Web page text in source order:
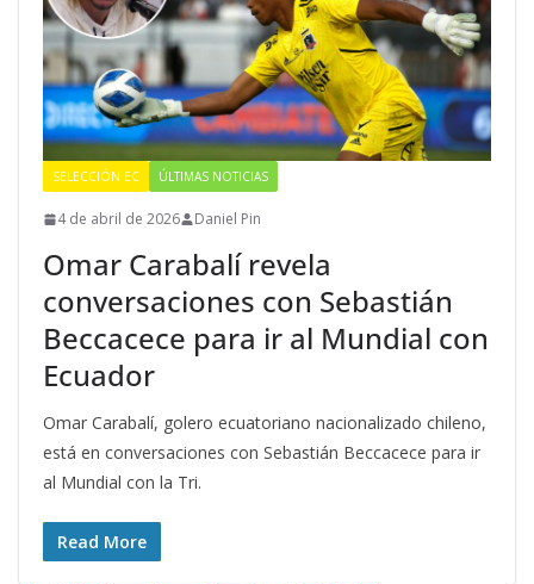
SELECCIÓN EC ÚLTIMAS NOTICIAS
4 de abril de 2026 Daniel Pin
Omar Carabalí revela
conversaciones con Sebastián
Beccacece para ir al Mundial con
Ecuador
Omar Carabalí, golero ecuatoriano nacionalizado chileno,
está en conversaciones con Sebastián Beccacece para ir
al Mundial con la Tri.
Read More